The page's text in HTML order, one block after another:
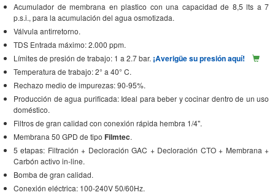
Acumulador de membrana en plastico con una capacidad de 8,5 lts a 7
p.s.i., para la acumulación del agua osmotizada.
Válvula antirretorno.
TDS Entrada máximo: 2.000 ppm.
Límites de presión de trabajo: 1 a 2.7 bar. ¡Averigüe su presión aquí!
Temperatura de trabajo: 2° a 40° C.
Rechazo medio de impurezas: 90-95%.
Producción de agua purificada: Ideal para beber y cocinar dentro de un uso
doméstico.
Filtros de gran calidad con conexión rápida hembra 1/4".
Membrana 50 GPD de tipo Filmtec.
5 etapas: Filtración + Decloración GAC + Decloración CTO + Membrana +
Carbón activo in-line.
Bomba de gran calidad.
Conexión eléctrica: 100-240V 50/60Hz.